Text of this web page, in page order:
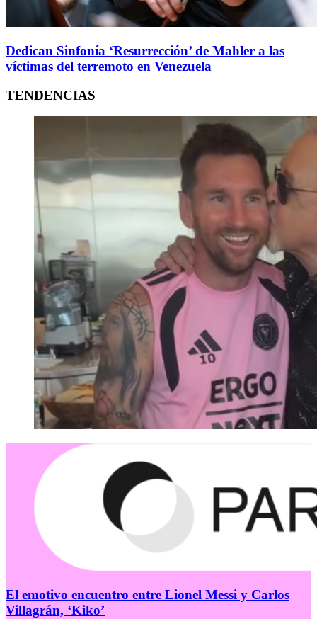
Dedican Sinfonía ‘Resurrección’ de Mahler a las
víctimas del terremoto en Venezuela
TENDENCIAS
El emotivo encuentro entre Lionel Messi y Carlos
Villagrán, ‘Kiko’